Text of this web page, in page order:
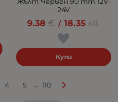
24V
9.38 € / 18.35 лв.
Купи
4 5 ... 110